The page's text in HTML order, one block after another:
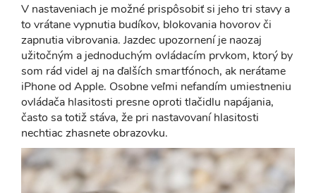
V nastaveniach je možné prispôsobiť si jeho tri stavy a
to vrátane vypnutia budíkov, blokovania hovorov či
zapnutia vibrovania. Jazdec upozornení je naozaj
užitočným a jednoduchým ovládacím prvkom, ktorý by
som rád videl aj na ďalších smartfónoch, ak nerátame
iPhone od Apple. Osobne veľmi nefandím umiestneniu
ovládača hlasitosti presne oproti tlačidlu napájania,
často sa totiž stáva, že pri nastavovaní hlasitosti
nechtiac zhasnete obrazovku.